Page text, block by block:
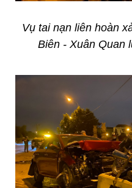
Vụ tai nạn liên hoàn
Biên - Xuân Quan